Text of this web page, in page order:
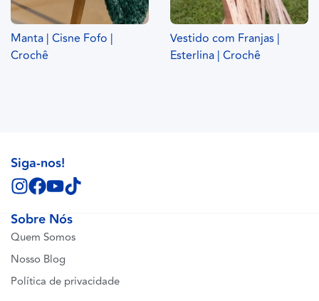
Manta | Cisne Fofo |
Crochê
Vestido com Franjas |
Esterlina | Crochê
Sobre Nós
Quem Somos
Nosso Blog
Política de privacidade
Siga-nos!